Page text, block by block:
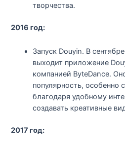
творчества.
2016 год:
Запуск Douyin. В
выходит приложение
компанией ByteDance.
популярность, особенно
благодаря удобному
создавать креативные
2017 год: